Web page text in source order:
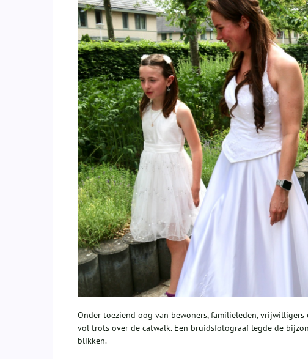
Onder toeziend oog van bewoners, familieleden,
vol trots over de catwalk. Een bruidsfotograaf legde de
blikken.